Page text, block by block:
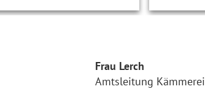
Frau Lerch
Amtsleitung Kämmerei